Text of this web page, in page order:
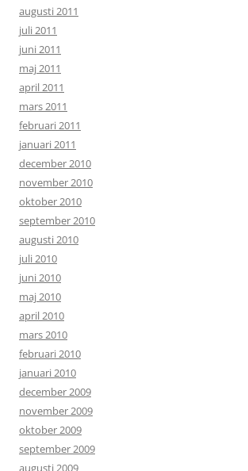
augusti 2011
juli 2011
juni 2011
maj 2011
april 2011
mars 2011
februari 2011
januari 2011
december 2010
november 2010
oktober 2010
september 2010
augusti 2010
juli 2010
juni 2010
maj 2010
april 2010
mars 2010
februari 2010
januari 2010
december 2009
november 2009
oktober 2009
september 2009
augusti 2009